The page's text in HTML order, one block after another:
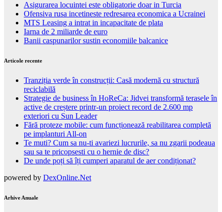
Asigurarea locuintei este obligatorie doar in Turcia
Ofensiva rusa incetineste redresarea economica a Ucrainei
MTS Leasing a intrat in incapacitate de plata
Iarna de 2 miliarde de euro
Banii caspunarilor sustin economiile balcanice
Articole recente
Tranziția verde în construcții: Casă modernă cu structură
reciclabilă
Strategie de business în HoReCa: Jidvei transformă terasele în
active de creștere printr-un proiect record de 2.600 mp
exteriori cu Sun Leader
Fără proteze mobile: cum funcționează reabilitarea completă
pe implanturi All-on
Te muti? Cum sa nu-ti avariezi lucrurile, sa nu zgarii podeaua
sau sa te pricopsesti cu o hernie de disc?
De unde poți să îți cumperi aparatul de aer condiționat?
powered by DexOnline.Net
Arhive Anuale